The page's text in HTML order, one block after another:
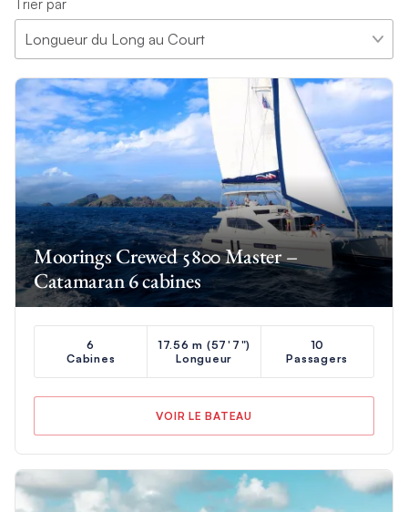
Trier par
Moorings Crewed 5800 Master –
Catamaran 6 cabines
6
Cabines
17.56 m (57'7")
Longueur
10
Passagers
VOIR LE BATEAU